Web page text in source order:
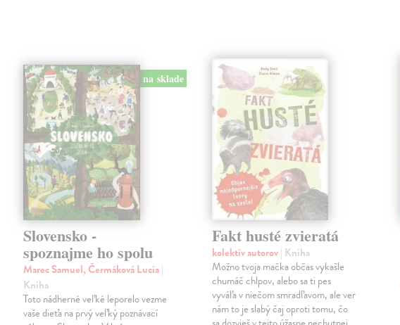
na sklade
Slovensko -
spoznajme ho spolu
Marec Samuel, Čermáková Lucia|
Kniha
Toto nádherné veľké leporelo vezme
vaše dieťa na prvý veľký poznávací
Fakt husté zvieratá
kolektív autorov| Kniha
Možno tvoja mačka občas vykašle
chumáč chlpov, alebo sa ti pes
vyváľa v niečom smradľavom, ale ver
nám to je slabý čaj oproti tomu, čo